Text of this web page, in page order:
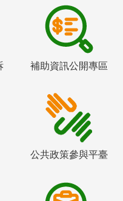
補助資訊公開專區
公共政策參與平臺